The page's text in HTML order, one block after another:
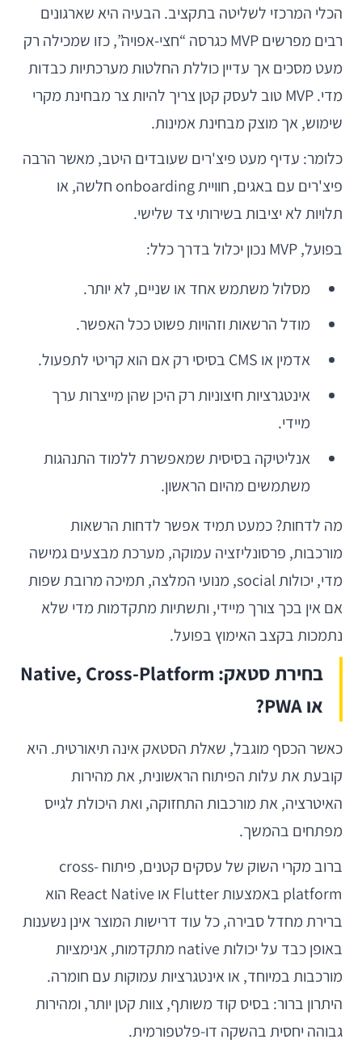
הכלי המרכזי לשליטה בתקציב. הבעיה היא שארגונים
רבים מפרשים MVP כגרסה “חצי-אפויה”, כזו שמכילה רק
מעט מסכים אך עדיין כוללת החלטות מערכתיות כבדות
מדי. MVP טוב לעסק קטן צריך להיות צר מבחינת מקרי
שימוש, אך מוצק מבחינת אמינות.
כלומר: עדיף מעט פיצ'רים שעובדים היטב, מאשר הרבה
פיצ'רים עם באגים, חוויית onboarding חלשה, או
תלויות לא יציבות בשירותי צד שלישי.
בפועל, MVP נכון יכלול בדרך כלל:
מסלול משתמש אחד או שניים, לא יותר.
מודל הרשאות וזהויות פשוט ככל האפשר.
אדמין או CMS בסיסי רק אם הוא קריטי לתפעול.
אינטגרציות חיצוניות רק היכן שהן מייצרות ערך
מיידי.
אנליטיקה בסיסית שמאפשרת ללמוד התנהגות
משתמשים מהיום הראשון.
מה לדחות? כמעט תמיד אפשר לדחות הרשאות
מורכבות, פרסונליזציה עמוקה, מערכת מבצעים גמישה
מדי, יכולות social, מנועי המלצה, תמיכה מרובת שפות
אם אין בכך צורך מיידי, ותשתיות מתקדמות מדי שלא
נתמכות בקצב האימוץ בפועל.
בחירת סטאק: Native, Cross-Platform
או PWA?
כאשר הכסף מוגבל, שאלת הסטאק אינה תיאורטית. היא
קובעת את עלות הפיתוח הראשונית, את מהירות
האיטרציה, את מורכבות התחזוקה, ואת היכולת לגייס
מפתחים בהמשך.
ברוב מקרי השוק של עסקים קטנים, פיתוח cross-
platform באמצעות Flutter או React Native הוא
ברירת מחדל סבירה, כל עוד דרישות המוצר אינן נשענות
באופן כבד על יכולות native מתקדמות, אנימציות
מורכבות במיוחד, או אינטגרציות עמוקות עם חומרה.
היתרון ברור: בסיס קוד משותף, צוות קטן יותר, ומהירות
גבוהה יחסית בהשקה דו-פלטפורמית.